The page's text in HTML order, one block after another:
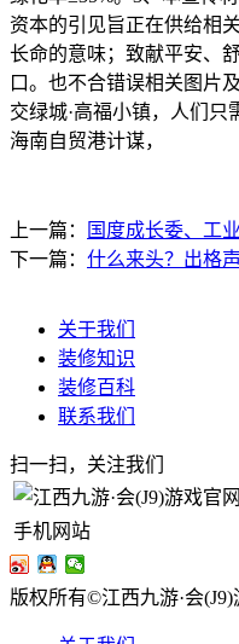
资本的引见旨正在供给相
长命的意味；致献平安、
口。也不合错误相关图片
交绿城·高福小镇，人们
海南自贸港计谋，
上一篇：
国度成长委、工
下一篇： 什么来头？出格
关于我们
装修知识
装修百科
联系我们
扫一扫，关注我们
手机网站
版权所有©江西九游·会